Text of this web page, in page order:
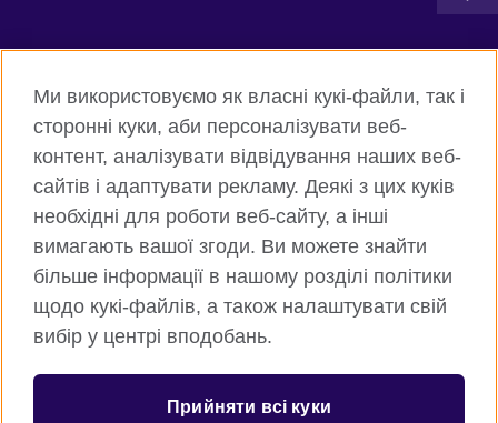
Connect with us
Facebook Twitter
Instagram Flickr
TikTok YouTube
Всесвітня Британська Рада
Приватність та умови користування
Куки
Ми використовуємо як власні кукі-файли, так і
сторонні куки, аби персоналізувати веб-
контент, аналізувати відвідування наших веб-
сайтів і адаптувати рекламу. Деякі з цих куків
необхідні для роботи веб-сайту, а інші
вимагають вашої згоди. Ви можете знайти
більше інформації в нашому розділі політики
щодо кукі-файлів, а також налаштувати свій
вибір у центрі вподобань.
Прийняти всі куки